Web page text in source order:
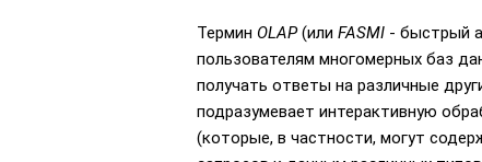
Термин OLAP(или FASMI - быстрый
пользователям многомерных баз
получать ответы на различные
подразумевает интерактивную
(которые, в частности, могут